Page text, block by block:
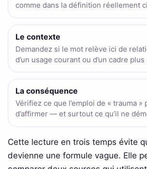
comme dans la définition réellement
Le contexte
Demandez si le mot relève ici de
d’un usage courant ou d’un cadre
La conséquence
Vérifiez ce que l’emploi de « trauma »
d’affirmer — et surtout ce qu’il ne
Cette lecture en trois temps évite
devienne une formule vague. Elle